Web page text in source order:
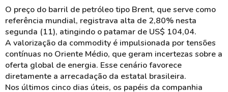
O preço do barril de petróleo tipo Brent, que serve como
referência mundial, registrava alta de 2,80% nesta
segunda (11), atingindo o patamar de US$ 104,04.
A valorização da commodity é impulsionada por tensões
contínuas no Oriente Médio, que geram incertezas sobre a
oferta global de energia. Esse cenário favorece
diretamente a arrecadação da estatal brasileira.
Nos últimos cinco dias úteis, os papéis da companhia